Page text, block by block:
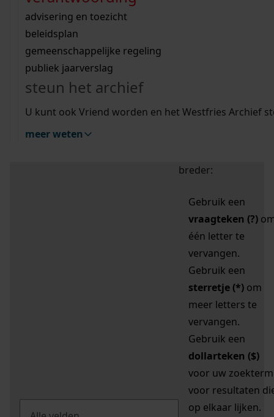
bouwvergunningen
omgevingsvergunningen
vergunningen
beeld en geluid
uitleg nodig?
Wij helpen u op weg met een aantal zoektips.
bekijk alle zoektips
Wij helpen u op weg met een aantal zoektips.
bekijk alle zoektips
bekijk ons geschiedenislokaal
advisering en toezicht
beleidsplan
gemeenschappelijke regeling
publiek jaarverslag
steun het archief
U kunt ook Vriend worden en het Westfries Archief
meer weten
zoektips
Mijn Studiezaal (inloggen)
uw zoekopdracht te
breder:
Gebruik een
vraagteken (?)
één letter te
vervangen.
Gebruik een
sterretje (*) om
meer letters te
vervangen.
Gebruik een
dollarteken ($)
voor uw zoekterm
voor resultaten
op elkaar lijken.